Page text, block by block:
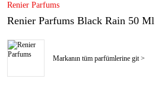
Renier Parfums
Renier Parfums Black Rain 50 Ml
Markanın tüm parfümlerine git >